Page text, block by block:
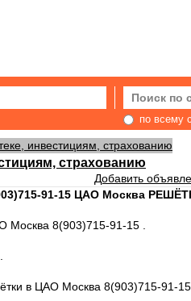
по всему
инвестициям, страхованию
страхованию
Добавить
91-15 ЦАО Москва
Москва 8(903)715-91-15 .
в ЦАО Москва 8(903)715-91-